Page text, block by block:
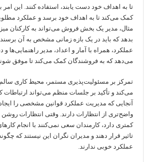
تا به اهداف خود دست یابند، استفاده کنند. این
کمک می‌کند تا به اهداف خود برسد و عملکرد
مثال، مدیر یک بخش فروش می‌تواند به کارکنان
بدهد که باید در یک بازه زمانی مشخص به آن
عملکرد، همراه با آمار و اعداد، مدیر راهنمایی‌ها و
می‌دهد که به فروشندگان کمک می‌کند تا موفق
تمرکز بر مسئولیت‌پذیری مستمر، محیط کاری
می‌کند و تأکید بر جلسات منظم می‌تواند ارتباطات
آنجایی که مدیریت عملکرد قوانین مشخصی را
واضح‌تری از انتظارات دارند. وقتی انتظارات
کمتری دارد، کارمندان سعی نمی‌کنند با انجام
تاثیر قرار دهند و مدیران نگران این نیستند که
عملکرد خوبی ندارند.